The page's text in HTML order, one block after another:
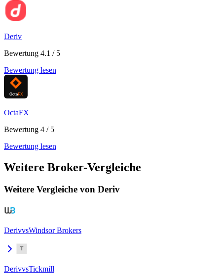
Deriv
Bewertung 4.1 / 5
Bewertung lesen
OctaFX
Bewertung 4 / 5
Bewertung lesen
Weitere Broker-Vergleiche
Weitere Vergleiche von Deriv
DerivvsWindsor Brokers
DerivvsTickmill